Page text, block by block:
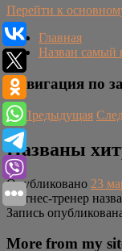
Перейти к
Главная
Назван самый
Навигация по
←Предыдущая
Названы
Опубликовано 23
Фитнес-тренер
Запись
More from my